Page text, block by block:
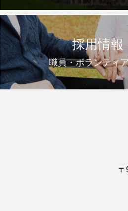
採用情報
職員・ボランティ